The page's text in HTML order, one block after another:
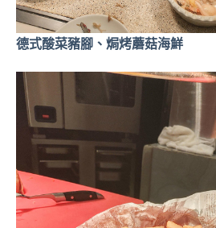
德式酸菜豬腳、焗烤蘑菇海鮮